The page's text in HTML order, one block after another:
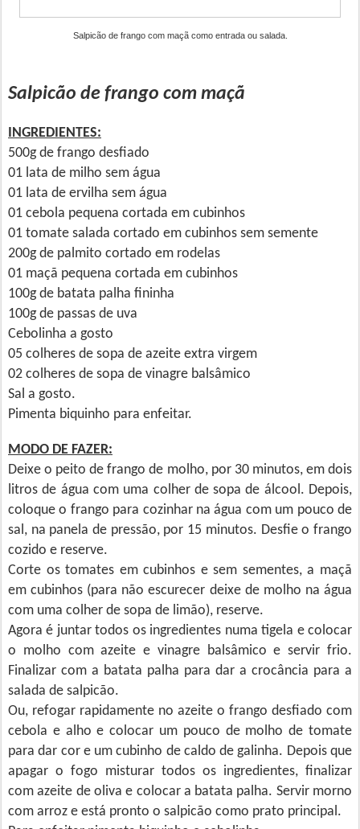
Salpicão de frango com maçã como entrada ou salada.
Salpicão de frango com maçã
INGREDIENTES:
500g de frango desfiado
01 lata de milho sem água
01 lata de ervilha sem água
01 cebola pequena cortada em cubinhos
01 tomate salada cortado em cubinhos sem semente
200g de palmito cortado em rodelas
01 maçã pequena cortada em cubinhos
100g de batata palha fininha
100g de passas de uva
Cebolinha a gosto
05 colheres de sopa de azeite extra virgem
02 colheres de sopa de vinagre balsâmico
Sal a gosto.
Pimenta biquinho para enfeitar.
MODO DE FAZER:
Deixe o peito de frango de molho, por 30 minutos, em dois
litros de água com uma colher de sopa de álcool. Depois,
coloque o frango para cozinhar na água com um pouco de
sal, na panela de pressão, por 15 minutos. Desfie o frango
cozido e reserve.
Corte os tomates em cubinhos e sem sementes, a maçã
em cubinhos (para não escurecer deixe de molho na água
com uma colher de sopa de limão), reserve.
Agora é juntar todos os ingredientes numa tigela e colocar
o molho com azeite e vinagre balsâmico e servir frio.
Finalizar com a batata palha para dar a crocância para a
salada de salpicão.
Ou, refogar rapidamente no azeite o frango desfiado com
cebola e alho e colocar um pouco de molho de tomate
para dar cor e um cubinho de caldo de galinha. Depois que
apagar o fogo misturar todos os ingredientes, finalizar
com azeite de oliva e colocar a batata palha. Servir morno
com arroz e está pronto o salpicão como prato principal.